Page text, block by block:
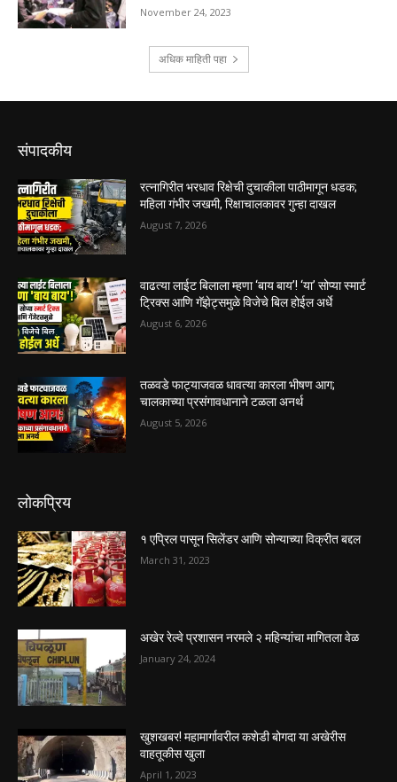
संपादकीय
रत्नागिरीत भरधाव रिक्षेची दुचाकीला पाठीमागून धडक;
महिला गंभीर जखमी, रिक्षाचालकावर गुन्हा दाखल
August 7, 2026
वाढत्या लाईट बिलाला म्हणा ‘बाय बाय’! ‘या’ सोप्या स्मार्ट
ट्रिक्स आणि गॅझेट्समुळे विजेचे बिल होईल अर्धे
August 6, 2026
तळवडे फाट्याजवळ धावत्या कारला भीषण आग;
चालकाच्या प्रसंगावधानाने टळला अनर्थ
August 5, 2026
लोकप्रिय
१ एप्रिल पासून सिलेंडर आणि सोन्याच्या विक्रीत बद्दल
March 31, 2023
अखेर रेल्वे प्रशासन नरमले २ महिन्यांचा मागितला वेळ
January 24, 2024
खुशखबर! महामार्गावरील कशेडी बोगदा या अखेरीस
वाहतूकीस खुला
April 1, 2023